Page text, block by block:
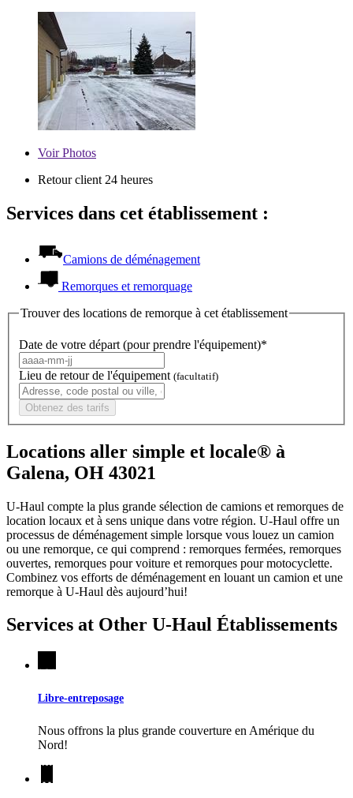
VoirPhotos
Retour client 24 heures
Services dans cet établissement :
Camions de déménagement
Remorques et remorquage
Trouver des locations de remorque à cet établissement
Date de votre départ (pour prendre l'équipement)*
Lieu de retour de l'équipement (facultatif)
Obtenez des tarifs
Locations aller simple et locale® à
Galena, OH 43021
U-Haul compte la plus grande sélection de camions et remorques de
location locaux et à sens unique dans votre région. U-Haul offre un
processus de déménagement simple lorsque vous louez un camion
ou une remorque, ce qui comprend : remorques fermées, remorques
ouvertes, remorques pour voiture et remorques pour motocyclette.
Combinez vos efforts de déménagement en louant un camion et une
remorque à U-Haul dès aujourd’hui!
Services at Other U-Haul Établissements
Libre-entreposage
Nous offrons la plus grande couverture en Amérique du
Nord!